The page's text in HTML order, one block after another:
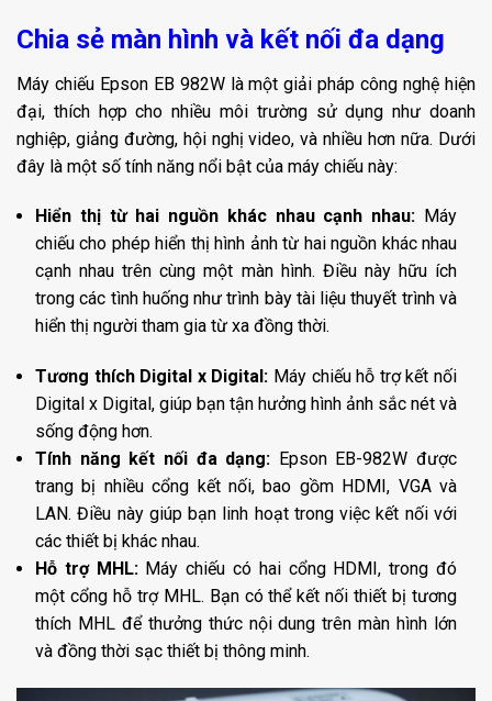
Chia sẻ màn hình và kết nối đa dạng
Máy chiếu Epson EB 982W là một giải pháp công nghệ hiện
đại, thích hợp cho nhiều môi trường sử dụng như doanh
nghiệp, giảng đường, hội nghị video, và nhiều hơn nữa. Dưới
đây là một số tính năng nổi bật của máy chiếu này:
Hiển thị từ hai nguồn khác nhau cạnh nhau: Máy
chiếu cho phép hiển thị hình ảnh từ hai nguồn khác nhau
cạnh nhau trên cùng một màn hình. Điều này hữu ích
trong các tình huống như trình bày tài liệu thuyết trình và
hiển thị người tham gia từ xa đồng thời.
Tương thích Digital x Digital: Máy chiếu hỗ trợ kết nối
Digital x Digital, giúp bạn tận hưởng hình ảnh sắc nét và
sống động hơn.
Tính năng kết nối đa dạng: Epson EB-982W được
trang bị nhiều cổng kết nối, bao gồm HDMI, VGA và
LAN. Điều này giúp bạn linh hoạt trong việc kết nối với
các thiết bị khác nhau.
Hỗ trợ MHL:Máy chiếu có hai cổng HDMI, trong đó
một cổng hỗ trợ MHL. Bạn có thể kết nối thiết bị tương
thích MHL để thưởng thức nội dung trên màn hình lớn
và đồng thời sạc thiết bị thông minh.